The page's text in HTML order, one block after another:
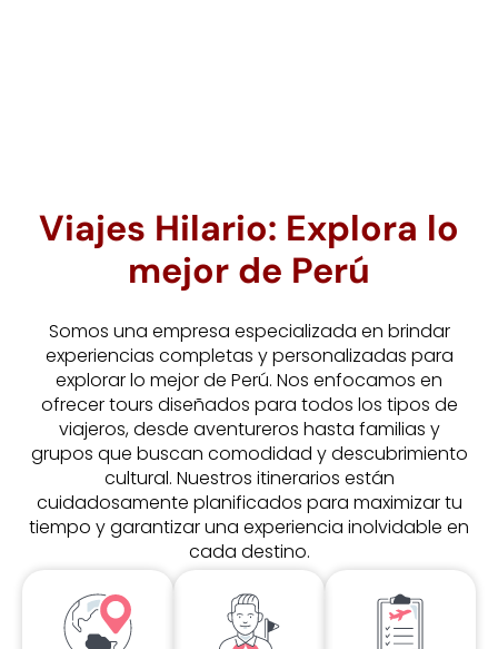
Viajes Hilario: Explora lo
mejor de Perú
Somos una empresa especializada en brindar
experiencias completas y personalizadas para
explorar lo mejor de Perú. Nos enfocamos en
ofrecer tours diseñados para todos los tipos de
viajeros, desde aventureros hasta familias y
grupos que buscan comodidad y descubrimiento
cultural. Nuestros itinerarios están
cuidadosamente planificados para maximizar tu
tiempo y garantizar una experiencia inolvidable en
cada destino.